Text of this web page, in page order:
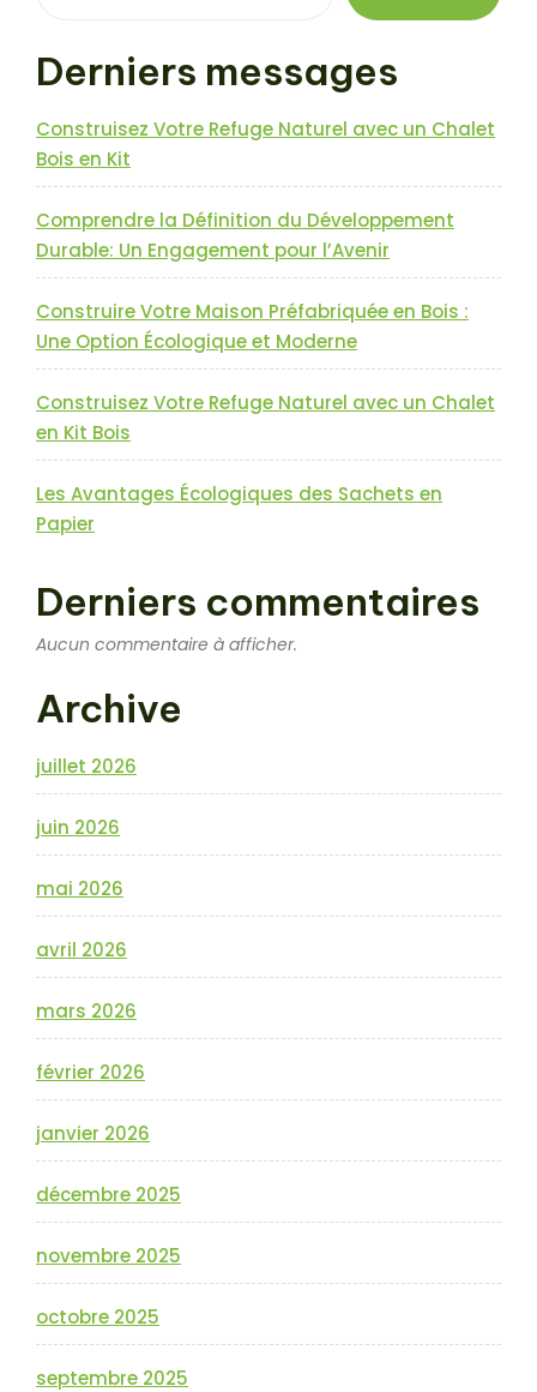
Derniers messages
Construisez Votre Refuge Naturel avec un Chalet
Bois en Kit
Comprendre la Définition du Développement
Durable: Un Engagement pour l’Avenir
Construire Votre Maison Préfabriquée en Bois :
Une Option Écologique et Moderne
Construisez Votre Refuge Naturel avec un Chalet
en Kit Bois
Les Avantages Écologiques des Sachets en
Papier
Derniers commentaires
Aucun commentaire à afficher.
Archive
juillet 2026
juin 2026
mai 2026
avril 2026
mars 2026
février 2026
janvier 2026
décembre 2025
novembre 2025
octobre 2025
septembre 2025